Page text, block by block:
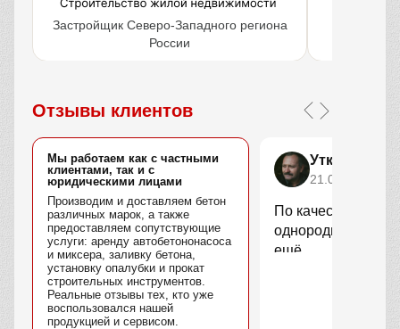
Застройщик Северо-Западного региона
России
Отзывы клиентов
Мы работаем как с частными
клиентами, так и с
юридическими лицами
Производим и доставляем бетон
различных марок, а также
предоставляем сопутствующие
услуги: аренду автобетононасоса
и миксера, заливку бетона,
установку опалубки и прокат
строительных инструментов.
Реальные отзывы тех, кто уже
воспользовался нашей
продукцией и сервисом.
Уткин
21.04.2025
По качеству
однородный, без
ещё.